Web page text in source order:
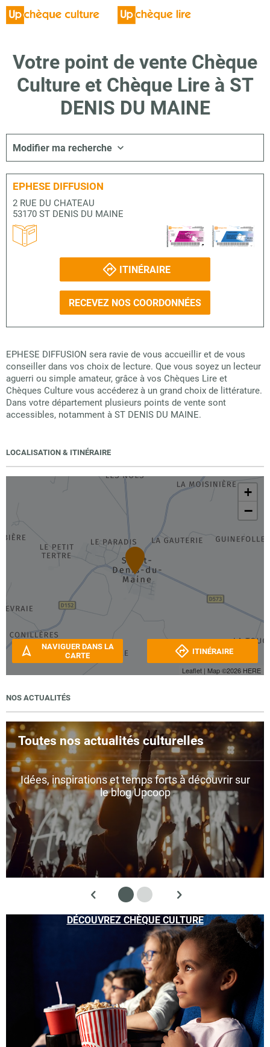
Votre point de vente Chèque
Culture et Chèque Lire à ST
DENIS DU MAINE
Modifier ma recherche
EPHESE DIFFUSION
2 RUE DU CHATEAU
53170 ST DENIS DU MAINE
ITINÉRAIRE
RECEVEZ NOS COORDONNÉES
EPHESE DIFFUSION sera ravie de vous accueillir et de vous
conseiller dans vos choix de lecture. Que vous soyez un lecteur
aguerri ou simple amateur, grâce à vos Chèques Lire et
Chèques Culture vous accéderez à un grand choix de littérature.
Dans votre département plusieurs points de vente sont
accessibles, notamment à ST DENIS DU MAINE.
LOCALISATION & ITINÉRAIRE
+
−
Leaflet | Map ©2026 HERE
NAVIGUER DANS LA
CARTE
ITINÉRAIRE
NOS ACTUALITÉS
Toutes nos actualités culturelles
Idées, inspirations et temps forts à découvrir sur
le blog Upcoop
DÉCOUVREZ CHÈQUE CULTURE